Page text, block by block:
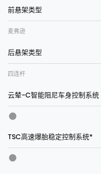
前悬架类型
麦弗逊
后悬架类型
四连杆
云辇-C智能阻尼车身控制系统
TSC高速爆胎稳定控制系统*